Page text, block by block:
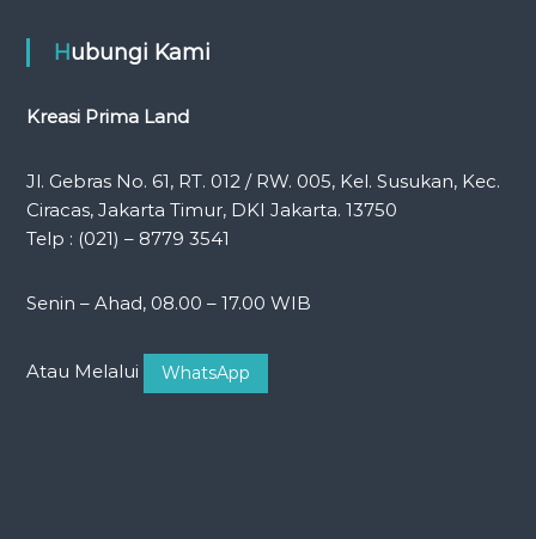
Hubungi Kami
Kreasi Prima Land
Jl. Gebras No. 61, RT. 012 / RW. 005, Kel. Susukan, Kec.
Ciracas, Jakarta Timur, DKI Jakarta. 13750
Telp : (021) – 8779 3541
Senin – Ahad, 08.00 – 17.00 WIB
Atau Melalui WhatsApp